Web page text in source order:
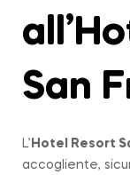
San
L’ Hotel Resort
accogliente,